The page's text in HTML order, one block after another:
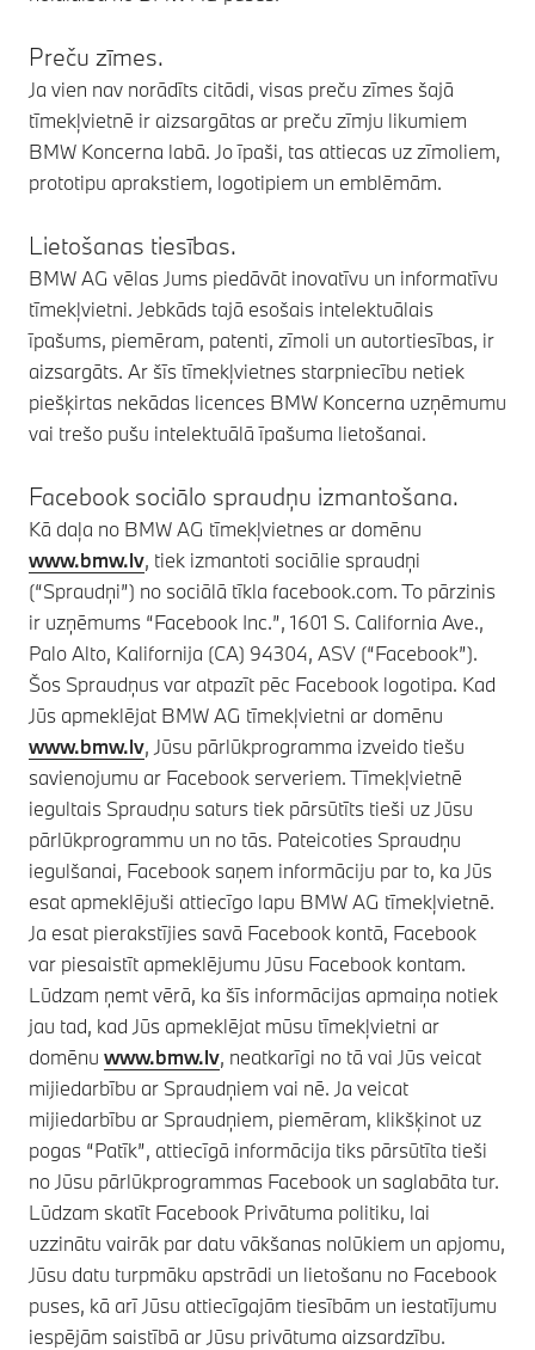
Preču zīmes.
Ja vien nav norādīts citādi, visas preču zīmes šajā
tīmekļvietnē ir aizsargātas ar preču zīmju likumiem
BMW Koncerna labā. Jo īpaši, tas attiecas uz zīmoliem,
prototipu aprakstiem, logotipiem un emblēmām.
Lietošanas tiesības.
BMW AG vēlas Jums piedāvāt inovatīvu un informatīvu
tīmekļvietni. Jebkāds tajā esošais intelektuālais
īpašums, piemēram, patenti, zīmoli un autortiesības, ir
aizsargāts. Ar šīs tīmekļvietnes starpniecību netiek
piešķirtas nekādas licences BMW Koncerna uzņēmumu
vai trešo pušu intelektuālā īpašuma lietošanai.
Facebook sociālo spraudņu izmantošana.
Kā daļa no BMW AG tīmekļvietnes ar domēnu
www.bmw.lv, tiek izmantoti sociālie spraudņi
(“Spraudņi”) no sociālā tīkla facebook.com. To pārzinis
ir uzņēmums “Facebook Inc.”, 1601 S. California Ave.,
Palo Alto, Kalifornija (CA) 94304, ASV (“Facebook”).
Šos Spraudņus var atpazīt pēc Facebook logotipa. Kad
Jūs apmeklējat BMW AG tīmekļvietni ar domēnu
www.bmw.lv, Jūsu pārlūkprogramma izveido tiešu
savienojumu ar Facebook serveriem. Tīmekļvietnē
iegultais Spraudņu saturs tiek pārsūtīts tieši uz Jūsu
pārlūkprogrammu un no tās. Pateicoties Spraudņu
iegulšanai, Facebook saņem informāciju par to, ka Jūs
esat apmeklējuši attiecīgo lapu BMW AG tīmekļvietnē.
Ja esat pierakstījies savā Facebook kontā, Facebook
var piesaistīt apmeklējumu Jūsu Facebook kontam.
Lūdzam ņemt vērā, ka šīs informācijas apmaiņa notiek
jau tad, kad Jūs apmeklējat mūsu tīmekļvietni ar
domēnu www.bmw.lv, neatkarīgi no tā vai Jūs veicat
mijiedarbību ar Spraudņiem vai nē. Ja veicat
mijiedarbību ar Spraudņiem, piemēram, klikšķinot uz
pogas “Patīk”, attiecīgā informācija tiks pārsūtīta tieši
no Jūsu pārlūkprogrammas Facebook un saglabāta tur.
Lūdzam skatīt Facebook Privātuma politiku, lai
uzzinātu vairāk par datu vākšanas nolūkiem un apjomu,
Jūsu datu turpmāku apstrādi un lietošanu no Facebook
puses, kā arī Jūsu attiecīgajām tiesībām un iestatījumu
iespējām saistībā ar Jūsu privātuma aizsardzību.